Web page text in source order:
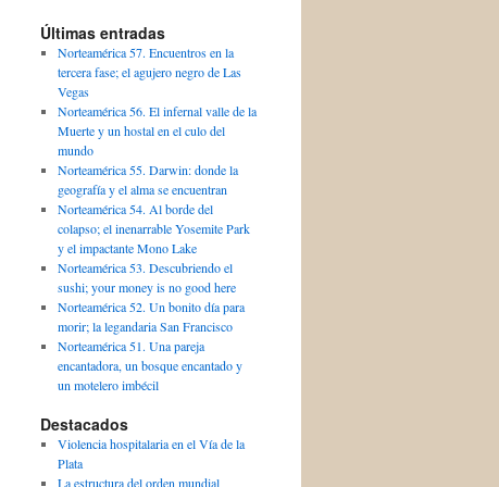
Últimas entradas
Norteamérica 57. Encuentros en la
tercera fase; el agujero negro de Las
Vegas
Norteamérica 56. El infernal valle de la
Muerte y un hostal en el culo del
mundo
Norteamérica 55. Darwin: donde la
geografía y el alma se encuentran
Norteamérica 54. Al borde del
colapso; el inenarrable Yosemite Park
y el impactante Mono Lake
Norteamérica 53. Descubriendo el
sushi; your money is no good here
Norteamérica 52. Un bonito día para
morir; la legandaria San Francisco
Norteamérica 51. Una pareja
encantadora, un bosque encantado y
un motelero imbécil
Destacados
Violencia hospitalaria en el Vía de la
Plata
La estructura del orden mundial